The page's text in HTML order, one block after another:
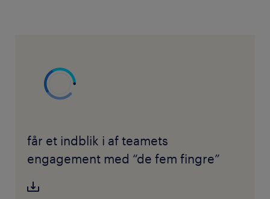
får et indblik i af teamets
engagement med “de fem fingre”